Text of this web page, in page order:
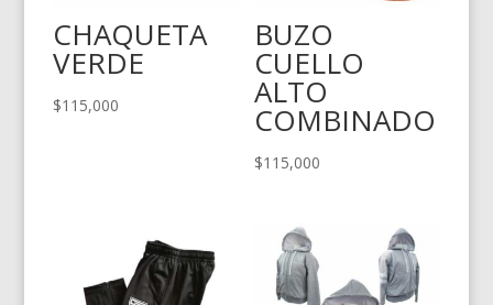
CHAQUETA
VERDE
$115,000
BUZO
CUELLO
ALTO
COMBINADO
$115,000